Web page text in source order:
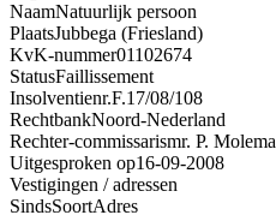
NaamNatuurlijk persoon
PlaatsJubbega (Friesland)
KvK-nummer01102674
StatusFaillissement
Insolventienr.F.17/08/108
RechtbankNoord-Nederland
Rechter-commissarismr. P. Molema
Uitgesproken op16-09-2008
Vestigingen / adressen
SindsSoortAdres